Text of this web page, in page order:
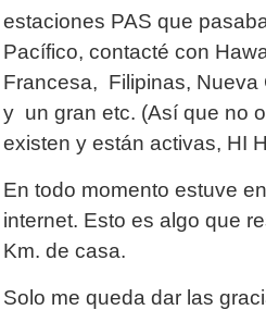
estaciones PAS que
Pacífico, contacté con
Francesa, Filipinas, Nueva
y un gran etc. (Así que no
existen y están activas, HI
En todo momento estuve
internet. Esto es algo que
Km. de casa.
Solo me queda dar las